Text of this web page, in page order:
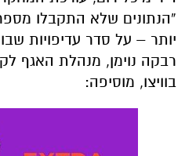
“הנתונים שלא התקבלו
יותר – על סדר עדיפויות
רבקה נוימן, מנהלת האגף
בוויצו, מוסיפה: